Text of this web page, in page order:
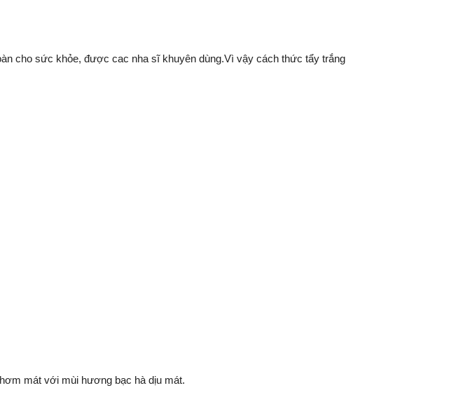
cho sức khỏe, được cac nha sĩ khuyên dùng.Vì vậy cách thức tẩy trắng
mát với mùi hương bạc hà dịu mát.